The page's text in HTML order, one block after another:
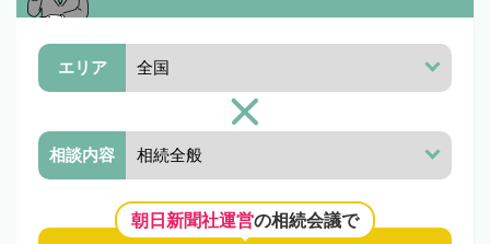
エリア
相談内容
朝日新聞社運営の相続会議で